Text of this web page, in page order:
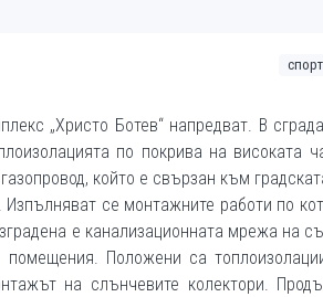
спорт
„Христо Ботев“ напредват. В
по покрива на високата
който е свързан към
Изпълняват се монтажните работи по
е канализационната мрежа на
помещения. Положени са
на слънчевите колектори.